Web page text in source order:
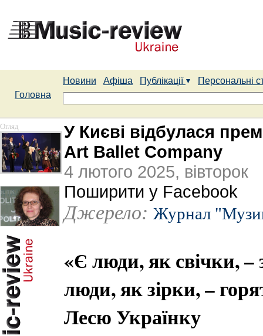
Новини Афіша Публікації
Персональні
Головна
Огляд
У Києві відбулася
Art Ballet Company
4 лютого 2025, вівторок
Поширити у Facebook
Джерело: Журнал
«Є люди, як свічки, –
люди, як зірки, –
Лесю Українку